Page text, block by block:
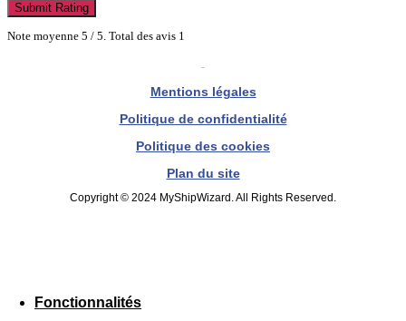
Submit Rating
Note moyenne 5 / 5. Total des avis 1
Mentions légales
Politique de confidentialité
Politique des cookies
Plan du site
Copyright © 2024 MyShipWizard. All Rights Reserved.
Fonctionnalités